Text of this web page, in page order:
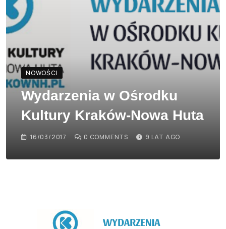
NOWOŚCI
Wydarzenia w Ośrodku
Kultury Kraków-Nowa Huta
16/03/2017 0 COMMENTS 9 LAT AGO